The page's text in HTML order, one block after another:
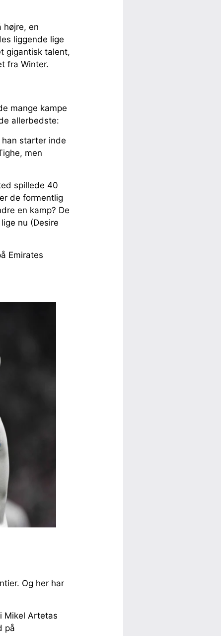
højre, en
liggende lige
gigantisk talent,
fra Winter.
mange kampe
allerbedste:
starter inde
men
spillede 40
de formentlig
en kamp? De
nu (Desire
Emirates
Og her har
Mikel Artetas
på